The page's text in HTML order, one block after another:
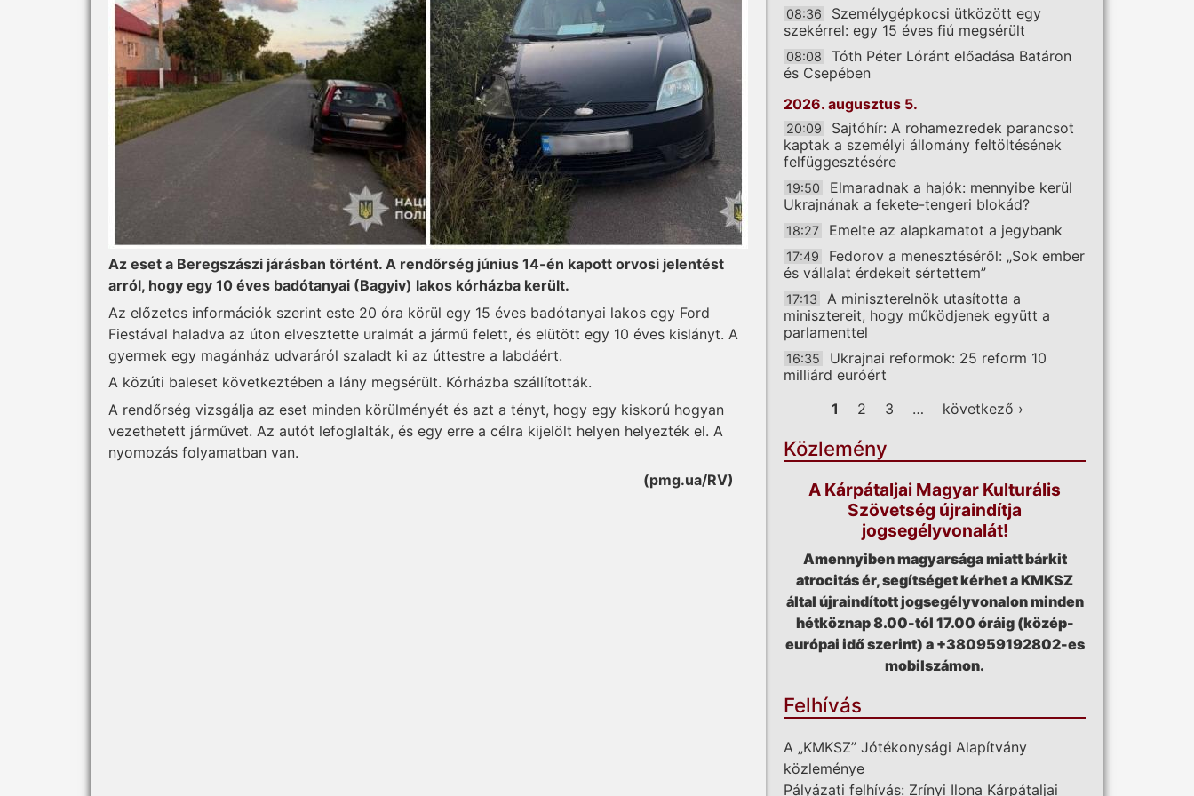
Az eset a Beregszászi járásban történt. A rendőrség június 14-én kapott orvosi jelentést
arról, hogy egy 10 éves badótanyai (Bagyiv) lakos kórházba került.
Az előzetes információk szerint este 20 óra körül egy 15 éves badótanyai lakos egy Ford
Fiestával haladva az úton elvesztette uralmát a jármű felett, és elütött egy 10 éves kislányt. A
gyermek egy magánház udvaráról szaladt ki az úttestre a labdáért.
A közúti baleset következtében a lány megsérült. Kórházba szállították.
A rendőrség vizsgálja az eset minden körülményét és azt a tényt, hogy egy kiskorú hogyan
vezethetett járművet. Az autót lefoglalták, és egy erre a célra kijelölt helyen helyezték el. A
nyomozás folyamatban van.
(pmg.ua/RV)
08:36
Személygépkocsi ütközött egy
szekérrel: egy 15 éves fiú megsérült
08:08
Tóth Péter Lóránt előadása Batáron
és Csepében
2026. augusztus 5.
20:09
Sajtóhír: A rohamezredek parancsot
kaptak a személyi állomány feltöltésének
felfüggesztésére
19:50
Elmaradnak a hajók: mennyibe kerül
Ukrajnának a fekete-tengeri blokád?
18:27 Emelte az alapkamatot a jegybank
17:49
Fedorov a menesztéséről: „Sok ember
és vállalat érdekeit sértettem”
17:13
A miniszterelnök utasította a
minisztereit, hogy működjenek együtt a
parlamenttel
16:35
Ukrajnai reformok: 25 reform 10
milliárd euróért
Oldalak
1 2 3 … következő ›
Közlemény
A Kárpátaljai Magyar Kulturális
Szövetség újraindítja
jogsegélyvonalát!
Amennyiben magyarsága miatt bárkit
atrocitás ér, segítséget kérhet a KMKSZ
által újraindított jogsegélyvonalon minden
hétköznap 8.00-tól 17.00 óráig (közép-
európai idő szerint) a +380959192802-es
mobilszámon.
Felhívás
A „KMKSZ” Jótékonysági Alapítvány
közleménye
Pályázati felhívás: Zrínyi Ilona Kárpátaljai